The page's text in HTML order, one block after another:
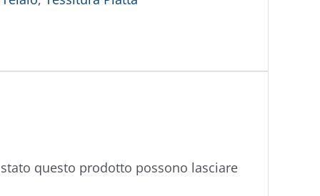
questo prodotto possono lasciare